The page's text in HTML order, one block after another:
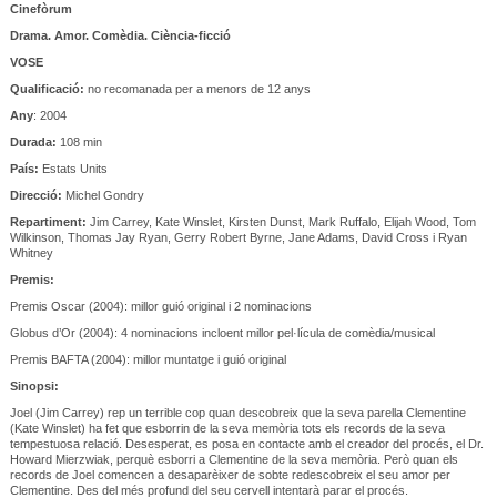
Cinefòrum
Drama. Amor. Comèdia. Ciència-ficció
VOSE
Qualificació: no recomanada per a menors de 12 anys
Any: 2004
Durada: 108 min
País: Estats Units
Direcció: Michel Gondry
Repartiment: Jim Carrey, Kate Winslet, Kirsten Dunst, Mark Ruffalo, Elijah Wood, Tom
Wilkinson, Thomas Jay Ryan, Gerry Robert Byrne, Jane Adams, David Cross i Ryan
Whitney
Premis:
Premis Oscar (2004): millor guió original i 2 nominacions
Globus d’Or (2004): 4 nominacions incloent millor pel·lícula de comèdia/musical
Premis BAFTA (2004): millor muntatge i guió original
Sinopsi:
Joel (Jim Carrey) rep un terrible cop quan descobreix que la seva parella Clementine
(Kate Winslet) ha fet que esborrin de la seva memòria tots els records de la seva
tempestuosa relació. Desesperat, es posa en contacte amb el creador del procés, el Dr.
Howard Mierzwiak, perquè esborri a Clementine de la seva memòria. Però quan els
records de Joel comencen a desaparèixer de sobte redescobreix el seu amor per
Clementine. Des del més profund del seu cervell intentarà parar el procés.